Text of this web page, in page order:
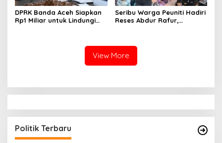
DPRK Banda Aceh Siapkan
Rp1 Miliar untuk Lindungi
Seribu Warga Peuniti Hadiri
Reses Abdur Rafur,
View More
Politik Terbaru